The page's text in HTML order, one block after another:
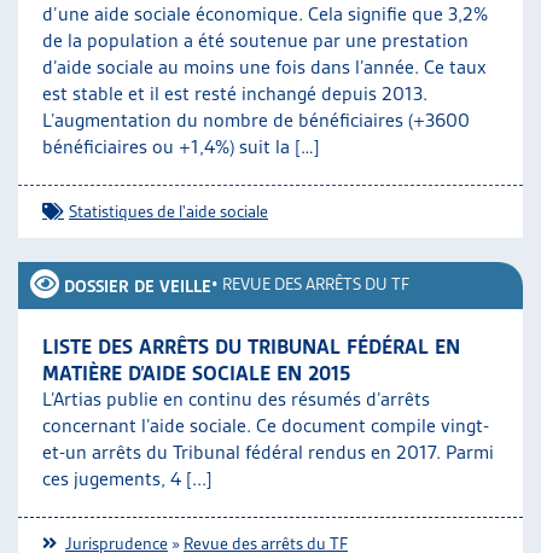
d’une aide sociale économique. Cela signifie que 3,2%
de la population a été soutenue par une prestation
d’aide sociale au moins une fois dans l’année. Ce taux
est stable et il est resté inchangé depuis 2013.
L’augmentation du nombre de bénéficiaires (+3600
bénéficiaires ou +1,4%) suit la […]
Statistiques de l'aide sociale
DOSSIER DE VEILLE• REVUE DES ARRÊTS DU TF
LISTE DES ARRÊTS DU TRIBUNAL FÉDÉRAL EN
MATIÈRE D’AIDE SOCIALE EN 2015
L’Artias publie en continu des résumés d’arrêts
concernant l’aide sociale. Ce document compile vingt-
et-un arrêts du Tribunal fédéral rendus en 2017. Parmi
ces jugements, 4 [...]
Jurisprudence » Revue des arrêts du TF